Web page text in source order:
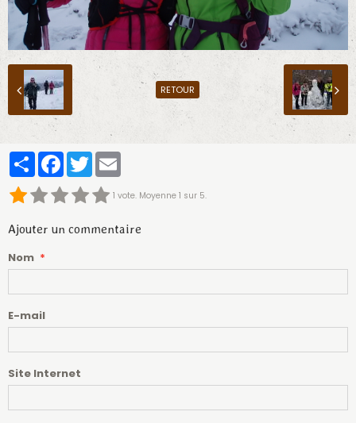
RETOUR
PartagerFacebook
Twitter
1 vote. Moyenne 1 sur 5.
Ajouter un commentaire
Nom
E-mail
Site Internet